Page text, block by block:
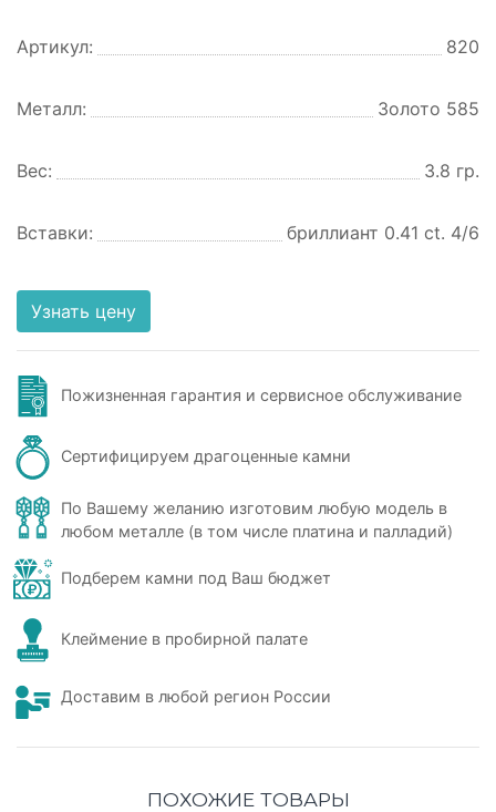
Артикул: 820
Металл: Золото 585
Вес: 3.8 гр.
Вставки: бриллиант 0.41 ct. 4/6
Узнать цену
Пожизненная гарантия и сервисное обслуживание
Сертифицируем драгоценные камни
По Вашему желанию изготовим любую модель в
любом металле (в том числе платина и палладий)
Подберем камни под Ваш бюджет
Клеймение в пробирной палате
Доставим в любой регион России
ПОХОЖИЕ ТОВАРЫ